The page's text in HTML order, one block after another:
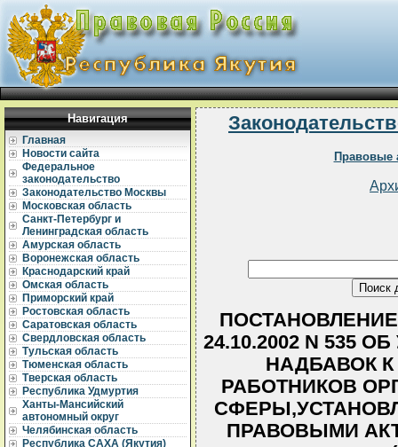
Навигация
Главная
Новости сайта
Федеральное
законодательство
Законодательство Москвы
Московская область
Санкт-Петербург и
Ленинградская область
Амурская область
Воронежская область
Краснодарский край
Омская область
Приморский край
Ростовская область
Саратовская область
Свердловская область
Тульская область
Тюменская область
Тверская область
Республика Удмуртия
Ханты-Мансийский
автономный округ
Челябинская область
Республика САХА (Якутия)
Правовые
24.10.2002 N 535
НАДБАВОК
РАБОТНИКОВ
ПРАВОВЫМИ